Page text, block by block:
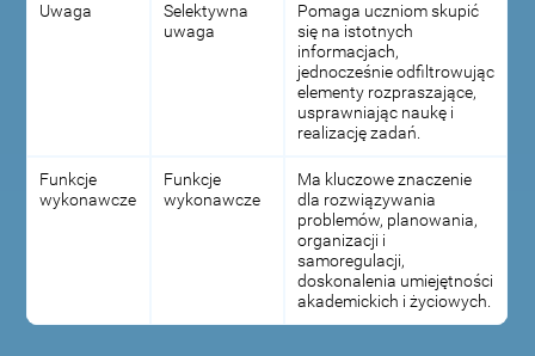
Uwaga
Selektywna
uwaga
Pomaga uczniom skupić
się na istotnych
informacjach,
jednocześnie odfiltrowując
elementy rozpraszające,
usprawniając naukę i
realizację zadań.
Funkcje
wykonawcze
Funkcje
wykonawcze
Ma kluczowe znaczenie
dla rozwiązywania
problemów, planowania,
organizacji i
samoregulacji,
doskonalenia umiejętności
akademickich i życiowych.